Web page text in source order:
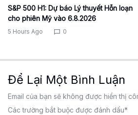
S&P 500 H1: Dự báo Lý thuyết Hỗn loạn
cho phiên Mỹ vào 6.8.2026
5 Hours Ago 0
Để Lại Một Bình Luận
Email của bạn sẽ không được hiển thị
Các trường bắt buộc được đánh dấu*